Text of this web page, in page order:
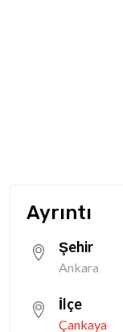
Ayrıntı
Şehir
Ankara
İlçe
Çankaya